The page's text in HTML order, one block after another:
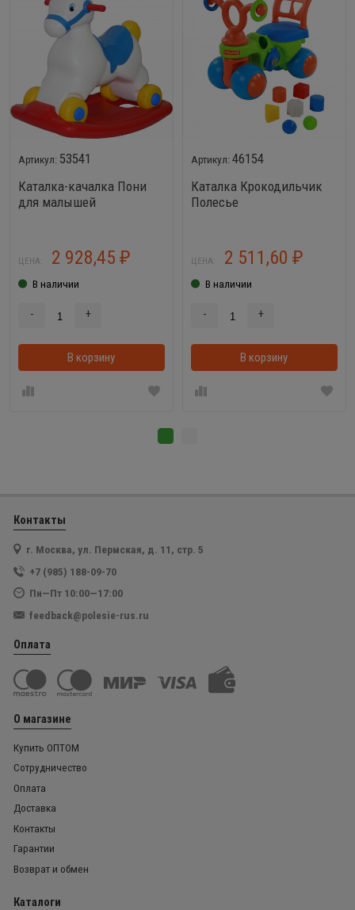
53541
Каталка-качалка Пони
для малышей
ЦЕНА: 2 928,45 ₽
В наличии
- +
В корзину В корзинке
46154
Каталка Крокодильчик
Полесье
ЦЕНА: 2 511,60 ₽
В наличии
- +
В корзину
Контакты
г. Москва, ул. Пермская, д. 11, стр. 5
+7 (985) 188-09-70
Пн—Пт 10:00—17:00
feedback@polesie-rus.ru
Оплата
О магазине
Купить ОПТОМ
Сотрудничество
Оплата
Доставка
Контакты
Гарантии
Возврат и обмен
Каталоги